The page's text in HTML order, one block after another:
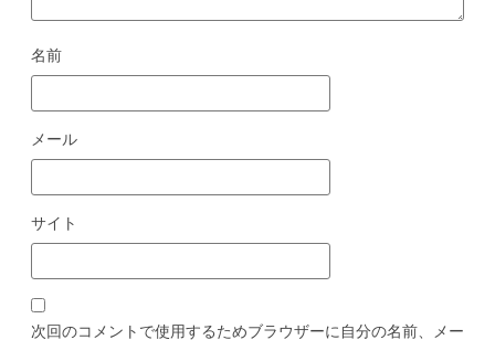
名前
メール
サイト
次回のコメントで使用するためブラウザーに自分の名前、メー